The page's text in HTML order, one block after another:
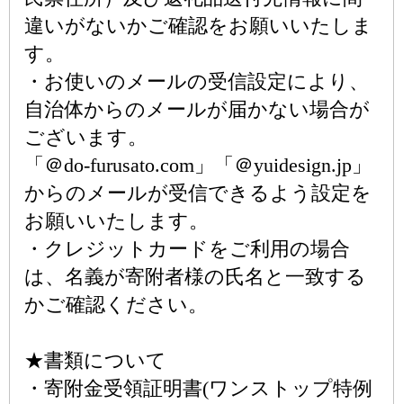
違いがないかご確認をお願いいたしま
す。
・お使いのメールの受信設定により、
自治体からのメールが届かない場合が
ございます。
「＠do-furusato.com」「＠yuidesign.jp」
からのメールが受信できるよう設定を
お願いいたします。
・クレジットカードをご利用の場合
は、名義が寄附者様の氏名と一致する
かご確認ください。
★書類について
・寄附金受領証明書(ワンストップ特例